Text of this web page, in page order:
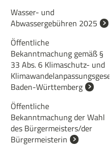
Wasser- und
Abwassergebühren 2025
Öffentliche
Bekanntmachung gemäß §
33 Abs. 6 Klimaschutz- und
Klimawandelanpassungsgesetz
Baden-Württemberg
Öffentliche
Bekanntmachung der Wahl
des Bürgermeisters/der
Bürgermeisterin